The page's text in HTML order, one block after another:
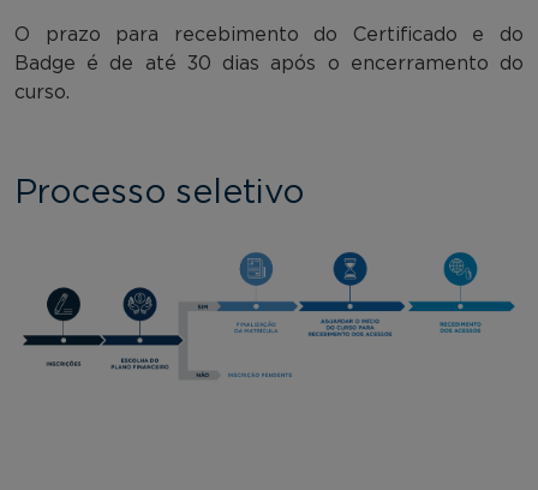
O prazo para recebimento do Certificado e do
Badge é de até 30 dias após o encerramento do
curso.
Processo seletivo